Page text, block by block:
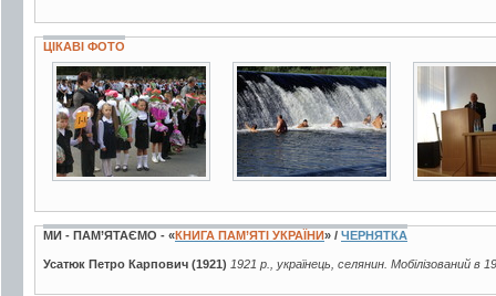
ЦІКАВІ ФОТО
5 фото 14 фото
МИ - ПАМ’ЯТАЄМО - «КНИГА ПАМ’ЯТІ УКРАЇНИ» / ЧЕРНЯТКА
Усатюк Петро Карпович (1921) 1921 р., українець, селянин. Мобілізований